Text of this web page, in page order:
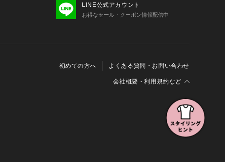
LINE公式アカウント
お得なセール・クーポン情報配信中
初めての方へ よくある質問・お問い合わせ
会社概要・利用規約など
特定商取引に関する法律に基づく表示
Cookieおよびアクセスログについて
三井不動産グループ ソーシャルメディアガイドライン